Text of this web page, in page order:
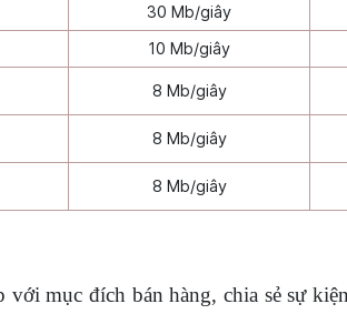
30 Mb/giây
10 Mb/giây
8 Mb/giây
8 Mb/giây
8 Mb/giây
mục đích bán hàng, chia sẻ sự